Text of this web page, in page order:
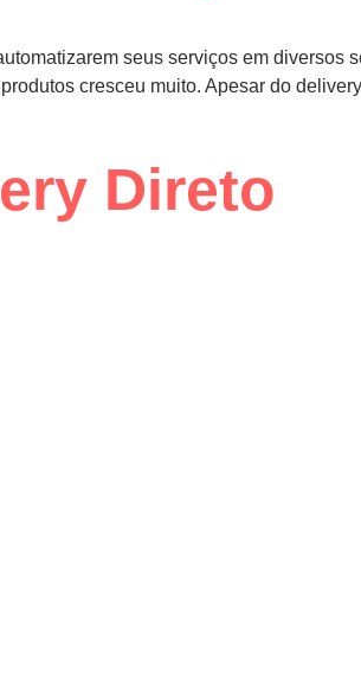
seus serviços em diversos
cresceu muito. Apesar do
Direto